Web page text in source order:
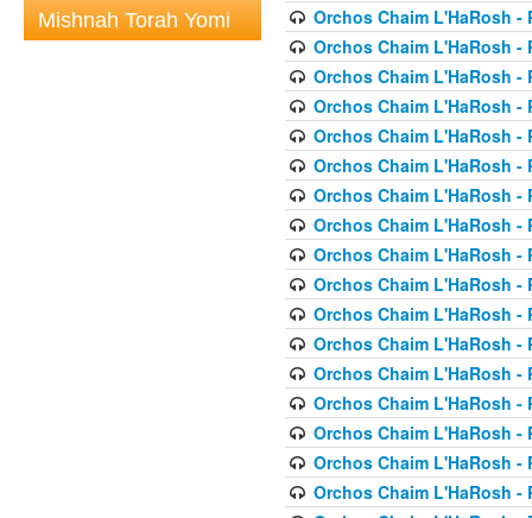
Mishnah Torah Yomi
Orchos Chaim L'HaRosh -
Orchos Chaim L'HaRosh -
Orchos Chaim L'HaRosh -
Orchos Chaim L'HaRosh -
Orchos Chaim L'HaRosh -
Orchos Chaim L'HaRosh -
Orchos Chaim L'HaRosh -
Orchos Chaim L'HaRosh -
Orchos Chaim L'HaRosh -
Orchos Chaim L'HaRosh -
Orchos Chaim L'HaRosh -
Orchos Chaim L'HaRosh -
Orchos Chaim L'HaRosh -
Orchos Chaim L'HaRosh -
Orchos Chaim L'HaRosh -
Orchos Chaim L'HaRosh -
Orchos Chaim L'HaRosh -